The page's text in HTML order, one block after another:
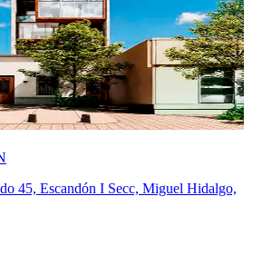
45, Escandón I Secc, Miguel Hidalgo,